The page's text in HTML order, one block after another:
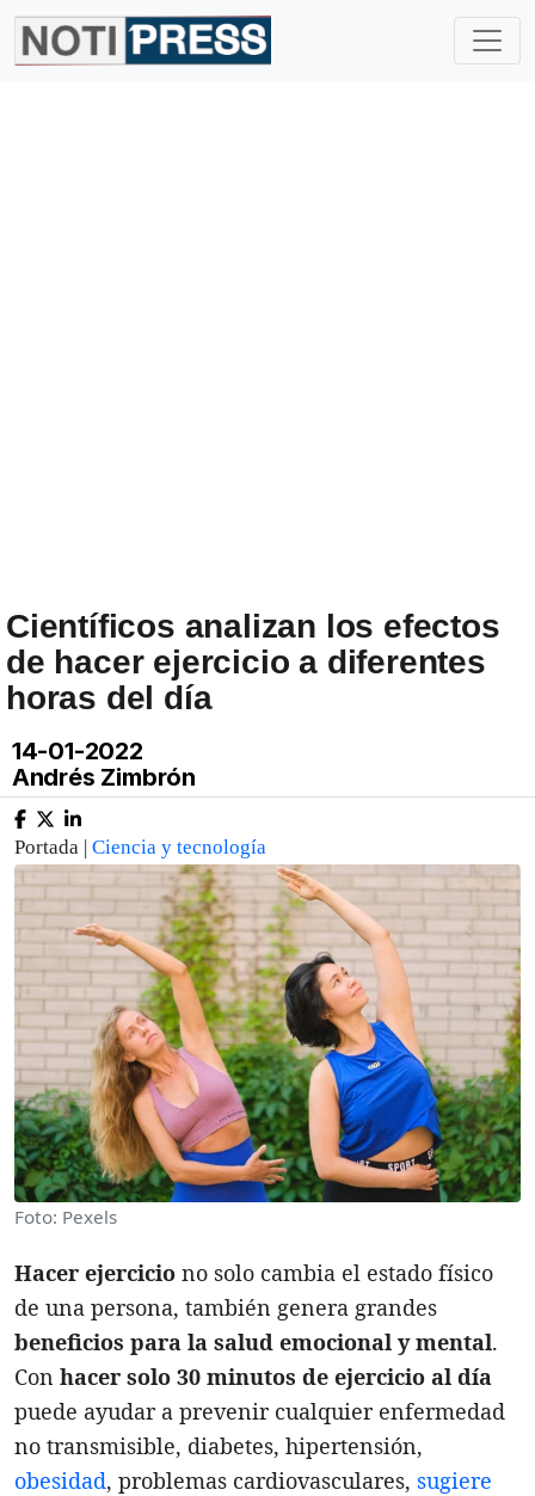
Científicos analizan los efectos
de hacer ejercicio a diferentes
horas del día
14-01-2022
Andrés Zimbrón
Portada | Ciencia y tecnología
Foto: Pexels
Hacer ejercicio no solo cambia el estado físico
de una persona, también genera grandes
beneficios para la salud emocional y mental.
Con hacer solo 30 minutos de ejercicio al día
puede ayudar a prevenir cualquier enfermedad
no transmisible, diabetes, hipertensión,
obesidad, problemas cardiovasculares, sugiere